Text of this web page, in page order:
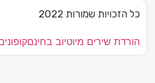
כל הזכויות שמורות 2022
הורדת שירים מיוטיוב בחינם